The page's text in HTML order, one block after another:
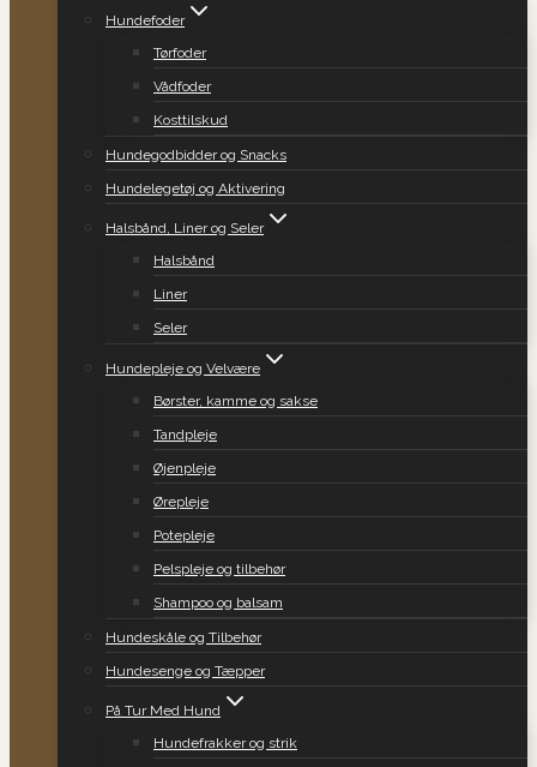
Hundefoder
Tørfoder
Vådfoder
Kosttilskud
Hundegodbidder og Snacks
Hundelegetøj og Aktivering
Halsbånd, Liner og Seler
Halsbånd
Liner
Seler
Hundepleje og Velvære
Børster, kamme og sakse
Tandpleje
Øjenpleje
Ørepleje
Potepleje
Pelspleje og tilbehør
Shampoo og balsam
Hundeskåle og Tilbehør
Hundesenge og Tæpper
På Tur Med Hund
Hundefrakker og strik